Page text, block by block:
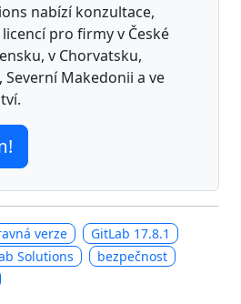
nabízí konzultace,
pro firmy v České
v Chorvatsku,
Severní Makedonii a ve
verze
GitLab 17.8.1
Solutions
bezpečnost